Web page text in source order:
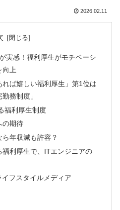
2026.02.11
実感！福利厚生がモチベーシ
向上
ば嬉しい福利厚生」第1位は
務制度」
福利厚生制度
の期待
年収減も許容？
福利厚生で、ITエンジニアの
フスタイルメディア